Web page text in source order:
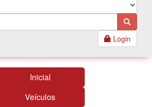
Login
Inicial
Veículos